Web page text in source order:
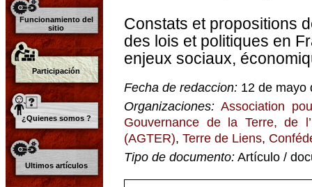
Funcionamiento del
sitio
Participación
¿Quienes somos ?
Ultimos artículos
Constats et propositions
des lois et politiques en
enjeux sociaux,
Fecha de redaccion: 12 de mayo
Organizaciones: Association
Gouvernance de la Terre, de
(AGTER), Terre de Liens,
Tipo de documento: Artículo /